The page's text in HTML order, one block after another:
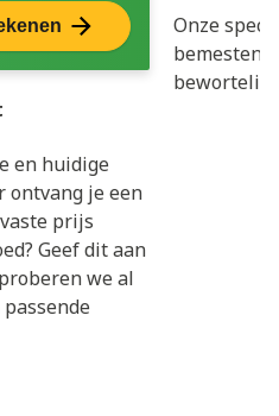
en huidige
ontvang je een
prijs
Geef dit aan
we al
Onze
bemesten